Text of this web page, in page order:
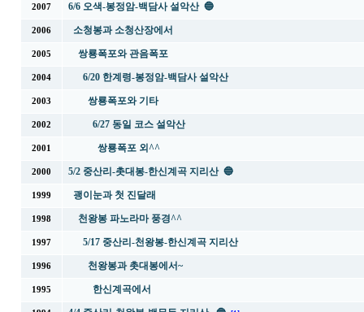
2007 6/6 오색-봉정암-백담사 설악산 🔵
2006 소청봉과 소청산장에서
2005 쌍룡폭포와 관음폭포
2004 6/20 한계령-봉정암-백담사 설악산
2003 쌍룡폭포와 기타
2002 6/27 동일 코스 설악산
2001 쌍룡폭포 외^^
2000 5/2 중산리-촛대봉-한신계곡 지리산 🔵
1999 괭이눈과 첫 진달래
1998 천왕봉 파노라마 풍경^^
1997 5/17 중산리-천왕봉-한신계곡 지리산
1996 천왕봉과 촛대봉에서~
1995 한신계곡에서